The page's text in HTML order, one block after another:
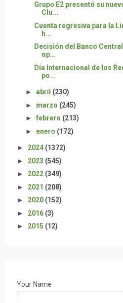
Grupo E2 presentó su
Clu...
Cuenta regresiva para la
h...
Decisión del Banco
op...
Día Internacional de los
po...
► abril (230)
► marzo (245)
► febrero (213)
► enero (172)
► 2024 (1372)
► 2023 (545)
► 2022 (349)
► 2021 (208)
► 2020 (152)
► 2016 (3)
► 2015 (12)
Your Name